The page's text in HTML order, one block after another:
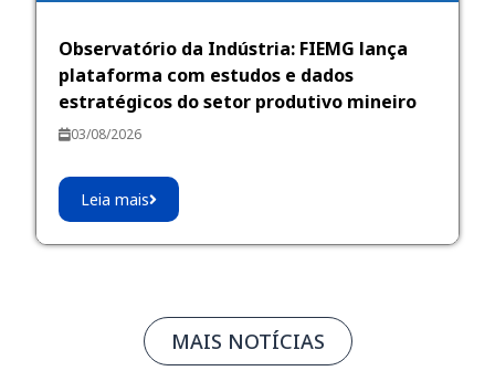
Observatório da Indústria: FIEMG lança
plataforma com estudos e dados
estratégicos do setor produtivo mineiro
03/08/2026
Leia mais
MAIS NOTÍCIAS